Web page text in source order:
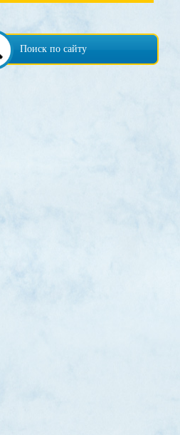
Поиск по сайту